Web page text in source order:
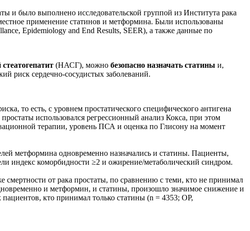
и было выполнено исследовательской группой из Института рака
применение статинов и метформина. Были использованы
Epidemiology and End Results, SEER), а также данные по
(НАСГ), можно безопасно назначать статины и,
риск сердечно-сосудистых заболеваний.
то есть, с уровнем простатического специфического антигена
использовался регрессионный анализ Кокса, при этом
терапии, уровень ПСА и оценка по Глисону на момент
метформина одновременно назначались и статины. Пациенты,
индекс коморбидности ≥2 и ожирение/метаболический синдром.
от рака простаты, по сравнению с теми, кто не принимал
и метформин, и статины, произошло значимое снижение и
кто принимал только статины (n = 4353; ОР,